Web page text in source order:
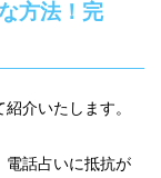
方法！完
介いたします。
電話占いに抵抗が